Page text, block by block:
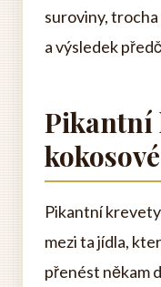
suroviny, trocha
a výsledek
Pikantní
Pikantní
mezi ta jídla,
přenést někam